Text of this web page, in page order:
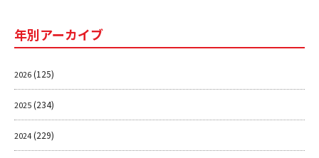
年別アーカイブ
2026(125)
2025(234)
2024(229)